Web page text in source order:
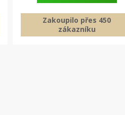
Zakoupilo přes 450
zákazníku